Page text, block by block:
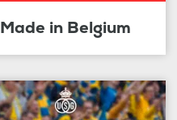
Made in Belgium